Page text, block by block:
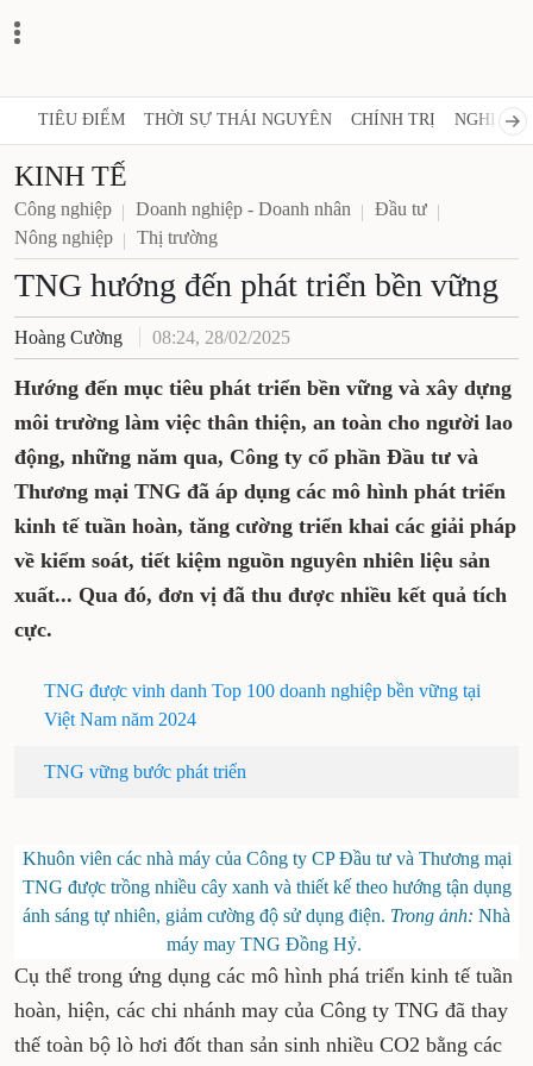
TIÊU ĐIỂM THỜI SỰ THÁI NGUYÊN CHÍNH TRỊ NGHỊ
KINH TẾ
Công nghiệp Doanh nghiệp - Doanh nhân
Đầu tư
Nông nghiệp
Thị trường
TNG hướng đến phát triển bền vững
Hoàng Cường 08:24, 28/02/2025
Hướng đến mục tiêu phát triển bền vững và xây dựng
môi trường làm việc thân thiện, an toàn cho người lao
động, những năm qua, Công ty cổ phần Đầu tư và
Thương mại TNG đã áp dụng các mô hình phát triển
kinh tế tuần hoàn, tăng cường triển khai các giải pháp
về kiểm soát, tiết kiệm nguồn nguyên nhiên liệu sản
xuất... Qua đó, đơn vị đã thu được nhiều kết quả tích
cực.
TNG được vinh danh Top 100 doanh nghiệp bền vững tại
Việt Nam năm 2024
TNG vững bước phát triển
Khuôn viên các nhà máy của Công ty CP Đầu tư và Thương mại
TNG được trồng nhiều cây xanh và thiết kế theo hướng tận dụng
ánh sáng tự nhiên, giảm cường độ sử dụng điện. Trong ảnh: Nhà
máy may TNG Đồng Hỷ.
Cụ thể trong ứng dụng các mô hình phá triển kinh tế tuần
hoàn, hiện, các chi nhánh may của Công ty TNG đã thay
thế toàn bộ lò hơi đốt than sản sinh nhiều CO2 bằng các